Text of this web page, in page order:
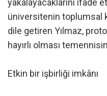
yakalayacaklarını ifade
üniversitenin toplumsal
dile getiren Yılmaz,
hayırlı olması
Etkin bir işbirliği imkânı